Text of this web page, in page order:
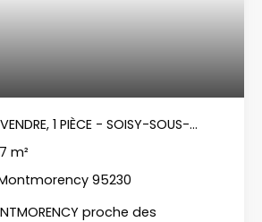
1 PIÈCE - SOISY-SOUS-
m²
95230
proche des